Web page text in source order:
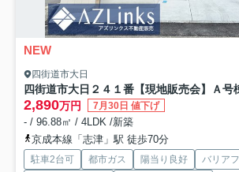
NEW
四街道市大日
四街道市大日２４１番【現地販売会】 Ａ号
2,890万円 7月30日 値下げ
- / 96.88㎡ / 4LDK /新築
京成本線「志津」駅 徒歩70分
駐車2台可 都市ガス 陽当り良好
バリア